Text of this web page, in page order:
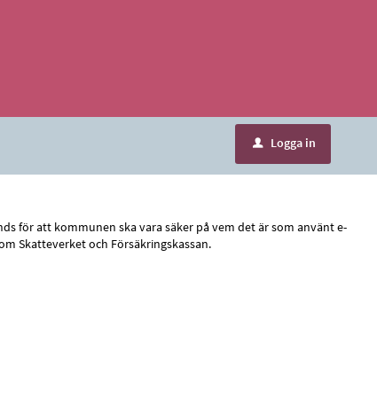
u Logga in
för att kommunen ska vara säker på vem det är som använt e-
Skatteverket och Försäkringskassan.